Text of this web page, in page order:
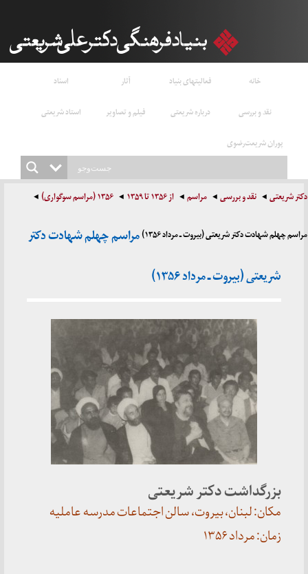
خانه فعالیتهای بنیاد آثار
اسناد
نقد و بررسی
درباره شریعتی فیلم و تصاویر
استاد شریعتی
پوران شریعت‌رضوی
دکتر شریعتی نقد و بررسی مراسم از ۱۳۵۶ تا ۱۳۵۹ ۱۳۵۶ (مراسم سوگواری)
مراسم چهلم شهادت دکتر شریعتی (بیروت ـ مرداد ۱۳۵۶)
مراسم چهلم شهادت دکتر
شریعتی (بیروت ـ مرداد ۱۳۵۶)
بزرگداشت دکتر شریعتی
مکان: لبنان، بیروت، سالن اجتماعات مدرسه عاملیه
زمان: مرداد ۱۳۵۶